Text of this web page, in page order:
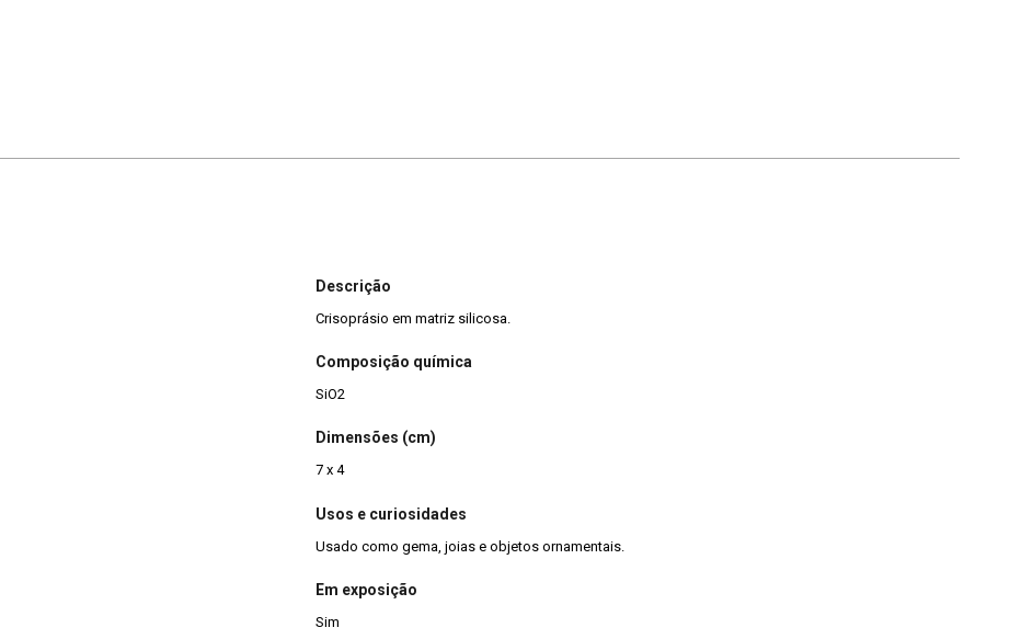
Descrição
Crisoprásio em matriz silicosa.
Composição química
SiO2
Dimensões (cm)
7 x 4
Usos e curiosidades
Usado como gema, joias e objetos ornamentais.
Em exposição
Sim